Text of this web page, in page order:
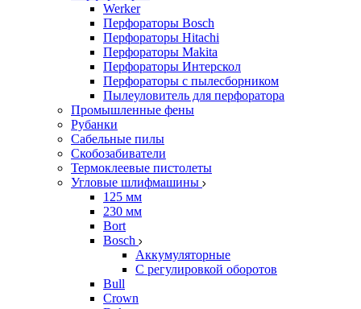
Werker
Перфораторы Bosch
Перфораторы Hitachi
Перфораторы Makita
Перфораторы Интерскол
Перфораторы с пылесборником
Пылеуловитель для перфоратора
Промышленные фены
Рубанки
Сабельные пилы
Скобозабиватели
Термоклеевые пистолеты
Угловые шлифмашины
125 мм
230 мм
Bort
Bosch
Аккумуляторные
С регулировкой оборотов
Bull
Crown